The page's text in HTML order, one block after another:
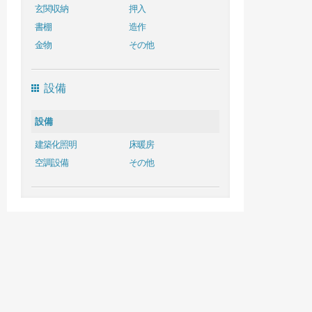
玄関収納
押入
書棚
造作
金物
その他
設備
設備
建築化照明
床暖房
空調設備
その他